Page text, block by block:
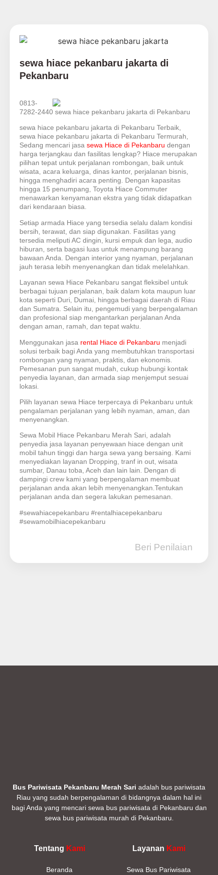
sewa hiace pekanbaru jakarta di
Pekanbaru
0813-
7282-2440 sewa hiace pekanbaru jakarta di Pekanbaru
sewa hiace pekanbaru jakarta di Pekanbaru Terbaik,
sewa hiace pekanbaru jakarta di Pekanbaru Termurah,
Sedang mencari jasa sewa Hiace di Pekanbaru dengan
harga terjangkau dan fasilitas lengkap? Hiace merupakan
pilihan tepat untuk perjalanan rombongan, baik untuk
wisata, acara keluarga, dinas kantor, perjalanan bisnis,
hingga menghadiri acara penting. Dengan kapasitas
hingga 15 penumpang, Toyota Hiace Commuter
menawarkan kenyamanan ekstra yang tidak didapatkan
dari kendaraan biasa.
Setiap armada Hiace yang tersedia selalu dalam kondisi
bersih, terawat, dan siap digunakan. Fasilitas yang
tersedia meliputi AC dingin, kursi empuk dan lega, audio
hiburan, serta bagasi luas untuk menampung barang
bawaan Anda. Dengan interior yang nyaman, perjalanan
jauh terasa lebih menyenangkan dan tidak melelahkan.
Layanan sewa Hiace Pekanbaru sangat fleksibel untuk
berbagai tujuan perjalanan, baik dalam kota maupun luar
kota seperti Duri, Dumai, hingga berbagai daerah di Riau
dan Sumatra. Selain itu, pengemudi yang berpengalaman
dan profesional siap mengantarkan perjalanan Anda
dengan aman, ramah, dan tepat waktu.
Menggunakan jasa rental Hiace di Pekanbaru menjadi
solusi terbaik bagi Anda yang membutuhkan transportasi
rombongan yang nyaman, praktis, dan ekonomis.
Pemesanan pun sangat mudah, cukup hubungi kontak
penyedia layanan, dan armada siap menjemput sesuai
lokasi.
Pilih layanan sewa Hiace terpercaya di Pekanbaru untuk
pengalaman perjalanan yang lebih nyaman, aman, dan
menyenangkan.
Sewa Mobil Hiace Pekanbaru Merah Sari, adalah
penyedia jasa layanan penyewaan hiace dengan unit
mobil tahun tinggi dan harga sewa yang bersaing. Kami
menyediakan layanan Dropping, tranf in out, wisata
sumbar, Danau toba, Aceh dan lain lain. Dengan di
dampingi crew kami yang berpengalaman membuat
perjalanan anda akan lebih menyenangkan.Tentukan
perjalanan anda dan segera lakukan pemesanan.
#sewahiacepekanbaru #rentalhiacepekanbaru
#sewamobilhiacepekanbaru
Beri Penilaian
Bus Pariwisata Pekanbaru Merah Sari adalah bus pariwisata
Riau yang sudah berpengalaman di bidangnya dalam hal ini
bagi Anda yang mencari sewa bus pariwisata di Pekanbaru dan
sewa bus pariwisata murah di Pekanbaru.
Tentang Kami
Beranda
Layanan Kami
Sewa Bus Pariwisata